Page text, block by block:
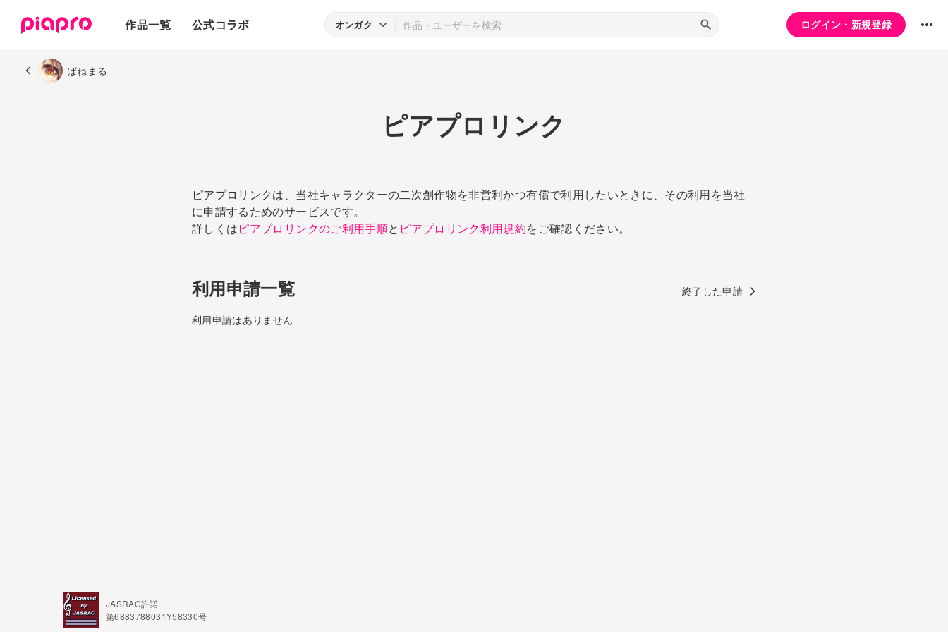
作品一覧
3Dモデル
公式コラボ オンガク ログイン・新規登録
ばねまる
ピアプロリンク
ピアプロリンクは、当社キャラクターの二次創作物を非営利かつ有償で利用したいときに、その利用を当社
に申請するためのサービスです。
詳しくはピアプロリンクのご利用手順と ピアプロリンク利用規約をご確認ください。
利用申請一覧 終了した申請
利用申請はありません
JASRAC許諾
第6883788031Y58330号